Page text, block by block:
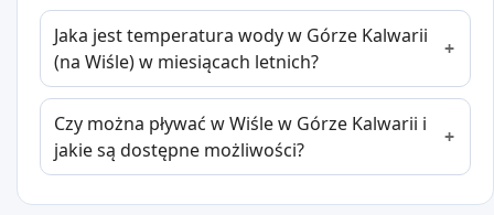
Jaka jest temperatura wody w Górze Kalwarii
(na Wiśle) w miesiącach letnich?
Czy można pływać w Wiśle w Górze Kalwarii i
jakie są dostępne możliwości?